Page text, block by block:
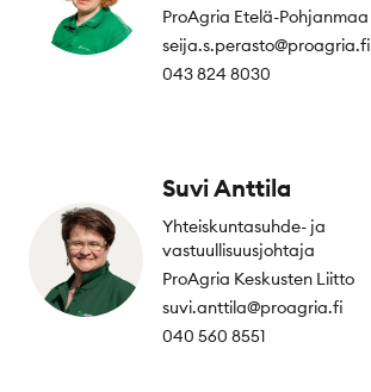
ProAgria Etelä-Pohjanmaa
seija.s.perasto@proagria.fi
043 824 8030
Suvi Anttila
Yhteiskuntasuhde- ja
vastuullisuusjohtaja
ProAgria Keskusten Liitto
suvi.anttila@proagria.fi
040 560 8551